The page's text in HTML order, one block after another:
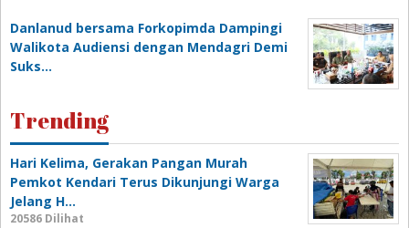
Danlanud bersama Forkopimda Dampingi
Walikota Audiensi dengan Mendagri Demi
Suks…
Trending
Hari Kelima, Gerakan Pangan Murah
Pemkot Kendari Terus Dikunjungi Warga
Jelang H…
20586 Dilihat